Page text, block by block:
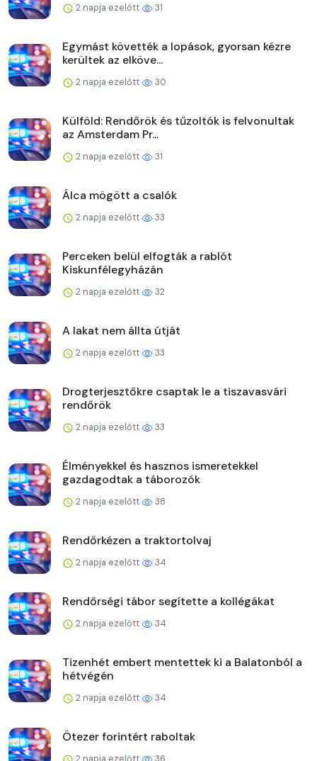
2 napja ezelőtt 31
Egymást követték a lopások, gyorsan kézre
kerültek az elköve...
2 napja ezelőtt 30
Külföld: Rendőrök és tűzoltók is felvonultak
az Amsterdam Pr...
2 napja ezelőtt 31
Álca mögött a csalók
2 napja ezelőtt 33
Perceken belül elfogták a rablót
Kiskunfélegyházán
2 napja ezelőtt 32
A lakat nem állta útját
2 napja ezelőtt 33
Drogterjesztőkre csaptak le a tiszavasvári
rendőrök
2 napja ezelőtt 33
Élményekkel és hasznos ismeretekkel
gazdagodtak a táborozók
2 napja ezelőtt 38
Rendőrkézen a traktortolvaj
2 napja ezelőtt 34
Rendőrségi tábor segítette a kollégákat
2 napja ezelőtt 34
Tizenhét embert mentettek ki a Balatonból a
hétvégén
2 napja ezelőtt 34
Ötezer forintért raboltak
2 napja ezelőtt 36